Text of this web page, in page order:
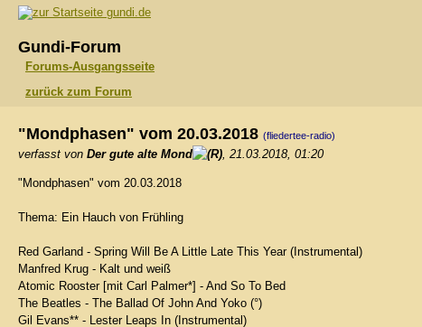
gundi.de
Gundi-Forum
Forums-Ausgangsseite
zurück zum Forum
"Mondphasen" vom 20.03.2018 (fliedertee-radio)
verfasst von Der gute alte Mond , 21.03.2018, 01:20
"Mondphasen" vom 20.03.2018
Thema: Ein Hauch von Frühling
Red Garland - Spring Will Be A Little Late This Year (Instrumental)
Manfred Krug - Kalt und weiß
Atomic Rooster [mit Carl Palmer*] - And So To Bed
The Beatles - The Ballad Of John And Yoko (°)
Gil Evans** - Lester Leaps In (Instrumental)